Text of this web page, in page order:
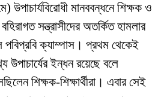
উপাচার্যবিরোধী মানববন্ধনে শিক্ষক ও
সন্ত্রাসীদের অতর্কিত হামলার
ক্যাম্পাস। প্রথম থেকেই
উপাচার্যের ইন্ধন রয়েছে বলে
শিক্ষক-শিক্ষার্থীরা। এবার সেই